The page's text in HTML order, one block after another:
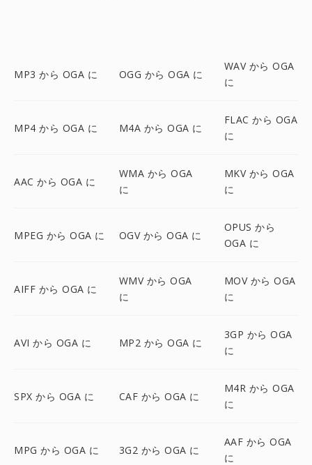
MP3 から OGA に OGG から OGA に
WAV から OGA
に
MP4 から OGA に M4A から OGA に
FLAC から OGA
に
AAC から OGA に
WMA から OGA
に
MKV から OGA
に
MPEG から OGA に OGV から OGA に
OPUS から
OGA に
AIFF から OGA に
WMV から OGA
に
MOV から OGA
に
AVI から OGA に MP2 から OGA に
3GP から OGA
に
SPX から OGA に CAF から OGA に
M4R から OGA
に
MPG から OGA に 3G2 から OGA に
AAF から OGA
に